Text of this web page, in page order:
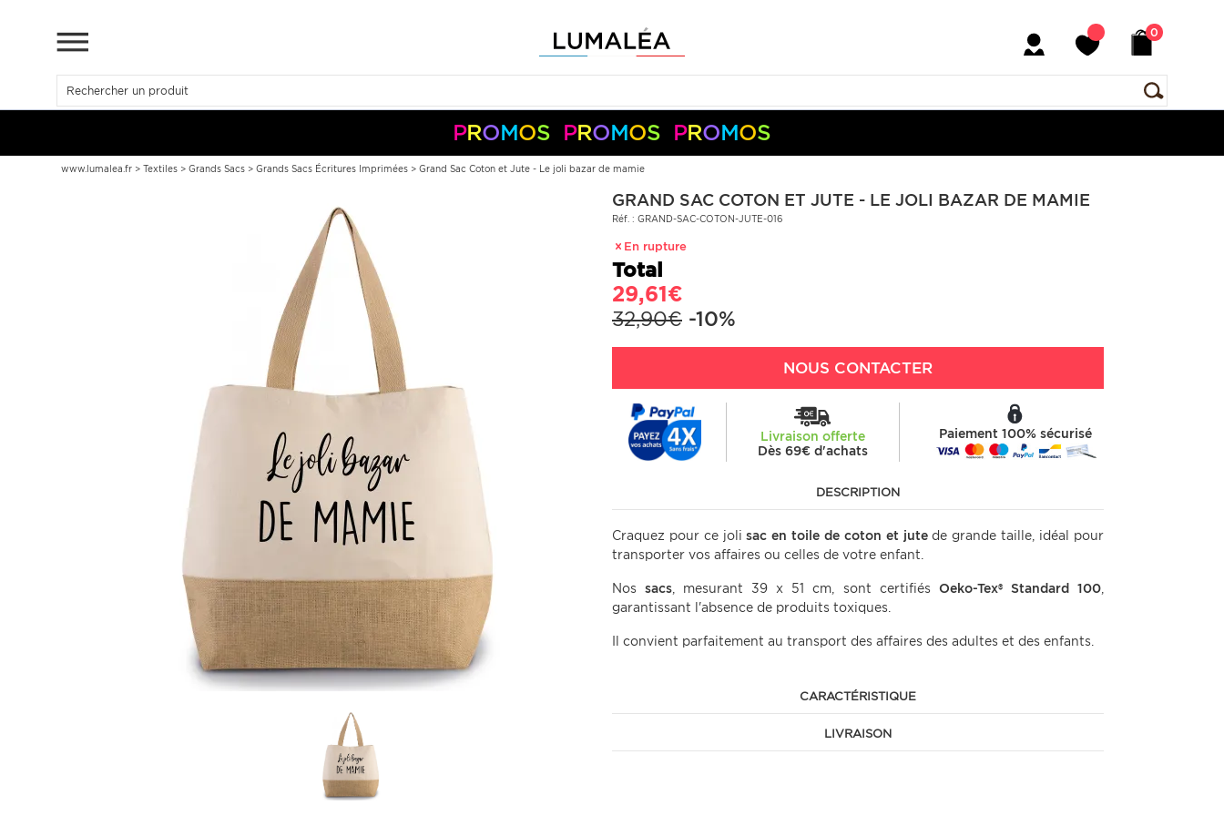
0
PROMOS PROMOS PROMOS
-5% + 50€ S05050
-10% + 150€ S10150
PayPal
www.lumalea.fr >Textiles >Grands Sacs >Grands Sacs Écritures Imprimées >Grand Sac Coton et Jute - Le joli bazar de mamie
GRAND SAC COTON ET JUTE - LE JOLI BAZAR DE MAMIE
Réf. : GRAND-SAC-COTON-JUTE-016
En rupture
Total
29,61€
32,90€ -10%
NOUS CONTACTER
Livraison offerte
Dès 69€ d'achats
Paiement 100% sécurisé
DESCRIPTION
Craquez pour ce jolisac en toile de coton et jutede grande taille, idéal pour
transporter vos affaires ou celles de votre enfant.
Nossacs , mesurant 39 x 51 cm, sont certifiés Oeko-Tex® Standard 100,
garantissant l'absence de produits toxiques.
Il convient parfaitement au transport des affaires des adultes et des enfants.
CARACTÉRISTIQUE
LIVRAISON